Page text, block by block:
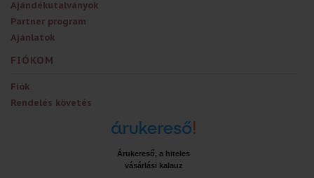
Ajándékutalványok
Partner program
Ajánlatok
FIÓKOM
Fiók
Rendelés követés
Árukereső, a hiteles
vásárlási kalauz